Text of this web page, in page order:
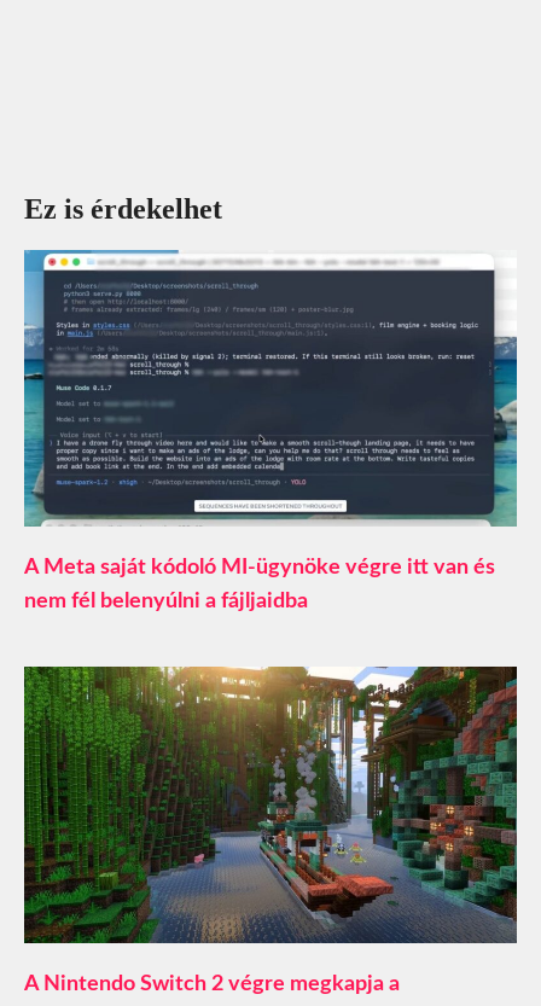
Ez is érdekelhet
A Meta saját kódoló MI-ügynöke végre itt van és
nem fél belenyúlni a fájljaidba
A Nintendo Switch 2 végre megkapja a